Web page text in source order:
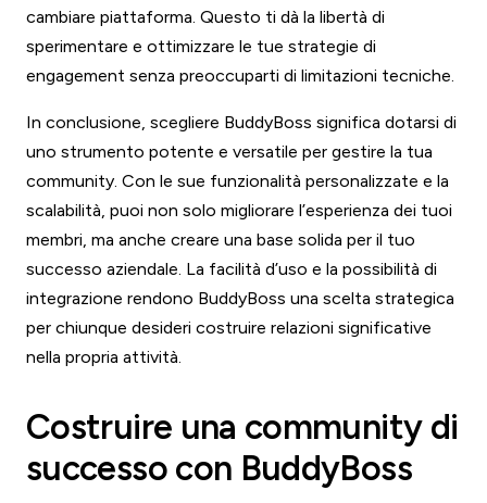
cambiare piattaforma. Questo ti dà la libertà di
sperimentare e ottimizzare le tue strategie di
engagement senza preoccuparti di limitazioni tecniche.
In conclusione, scegliere BuddyBoss significa dotarsi di
uno strumento potente e versatile per gestire la tua
community. Con le sue funzionalità personalizzate e la
scalabilità, puoi non solo migliorare l’esperienza dei tuoi
membri, ma anche creare una base solida per il tuo
successo aziendale. La facilità d’uso e la possibilità di
integrazione rendono BuddyBoss una scelta strategica
per chiunque desideri costruire relazioni significative
nella propria attività.
Costruire una community di
successo con BuddyBoss